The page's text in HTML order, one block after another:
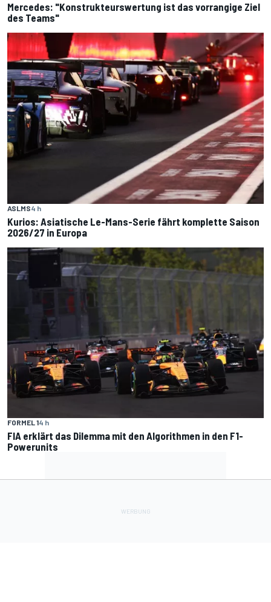
Mercedes: "Konstrukteurswertung ist das vorrangige Ziel
des Teams"
ASLMS4 h
Kurios: Asiatische Le-Mans-Serie fährt komplette Saison
2026/27 in Europa
FORMEL 14 h
FIA erklärt das Dilemma mit den Algorithmen in den F1-
Powerunits